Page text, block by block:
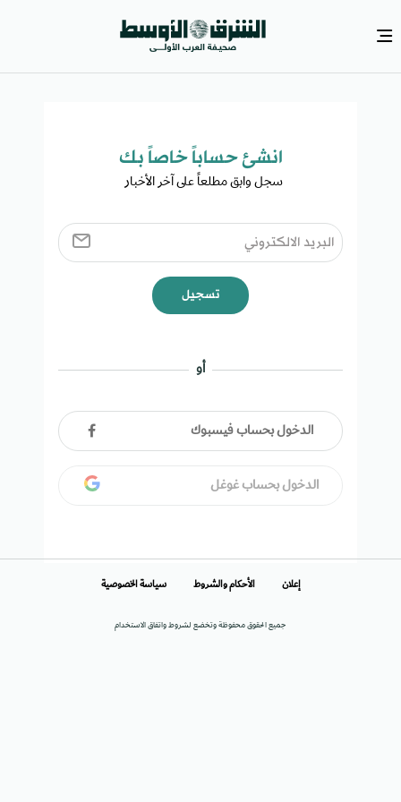
انشئ حساباً خاصاً بك​
سجل وابق مطلعاً على آخر الأخبار ​
تسجيل
أو
الدخول بحساب فيسبوك
الدخول بحساب غوغل
جميع الحقوق محفوظة وتخضع لشروط واتفاق الاستخدام
إعلان الأحكام والشروط سياسة الخصوصية